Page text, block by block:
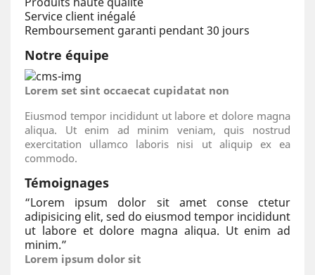
Service client inégalé
Remboursement garanti pendant 30 jours
Notre équipe
Lorem set sint occaecat cupidatat non
Eiusmod tempor incididunt ut labore et dolore magna
aliqua. Ut enim ad minim veniam, quis nostrud
exercitation ullamco laboris nisi ut aliquip ex ea
commodo.
Témoignages
“Lorem ipsum dolor sit amet conse ctetur
adipisicing elit, sed do eiusmod tempor incididunt
ut labore et dolore magna aliqua. Ut enim ad
minim.”
Lorem ipsum dolor sit